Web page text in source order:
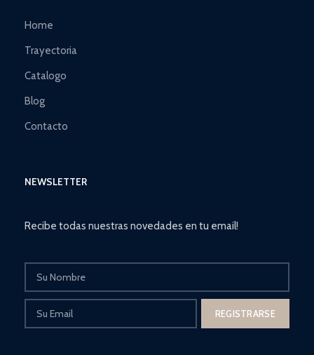
Home
Trayectoria
Catalogo
Blog
Contacto
NEWSLETTER
Recibe todas nuestras novedades en tu email!